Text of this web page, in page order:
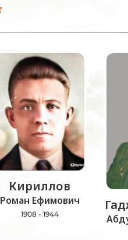
Кириллов
Роман Ефимович
1908 - 1944